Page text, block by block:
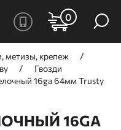
0
метизы, крепеж
Гвозди
16ga 64мм Trusty
16GA